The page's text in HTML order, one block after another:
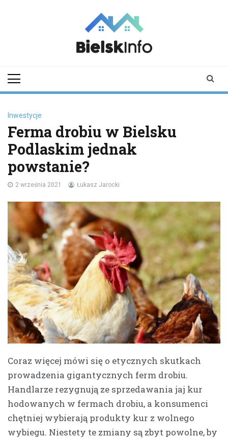
Podlaskiego i
Inwestycje
Ferma drobiu w Bielsku
Podlaskim jednak
powstanie?
2 września 2021 Łukasz Jarocki
Coraz więcej mówi się o etycznych skutkach
prowadzenia gigantycznych ferm drobiu.
Handlarze rezygnują ze sprzedawania jaj kur
hodowanych w fermach drobiu, a konsumenci
chętniej wybierają produkty kur z wolnego
wybiegu. Niestety te zmiany są zbyt powolne, by